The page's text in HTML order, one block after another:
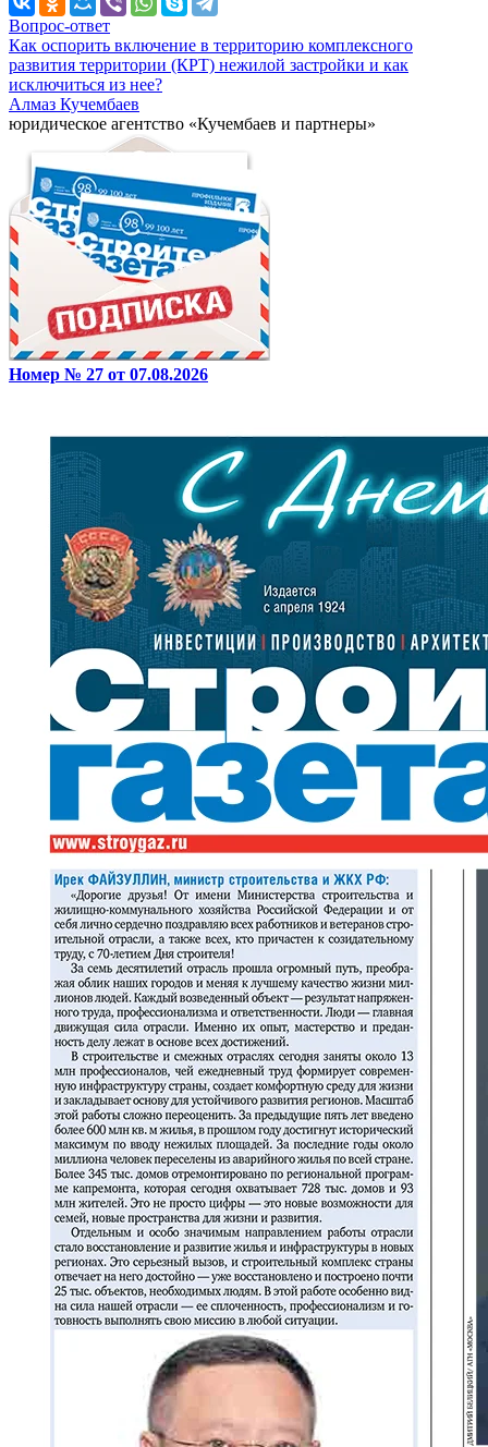
Вопрос-ответ
Как оспорить включение в территорию комплексного
развития территории (КРТ) нежилой застройки и как
исключиться из нее?
Алмаз Кучембаев
юридическое агентство «Кучембаев и партнеры»
Номер № 27 от 07.08.2026